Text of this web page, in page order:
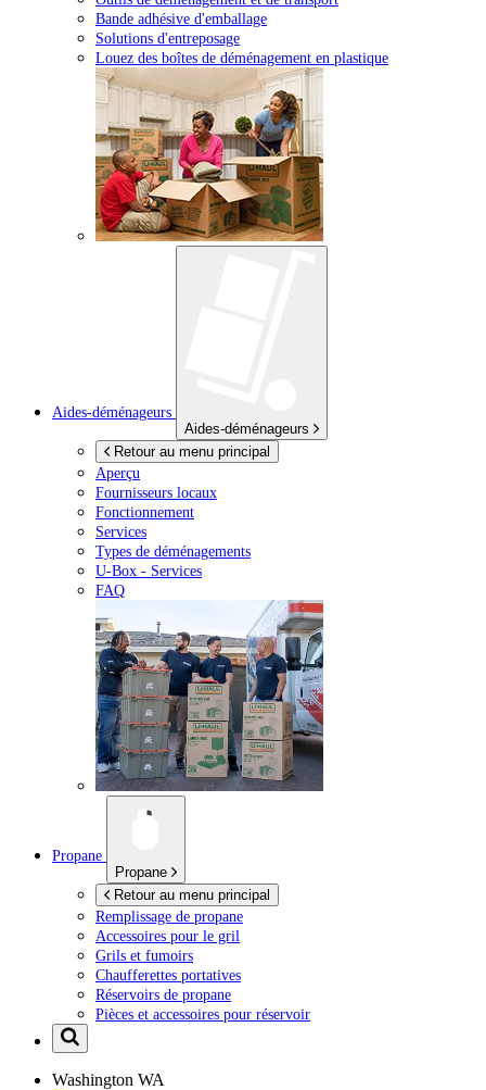
Bande adhésive d'emballage
Solutions d'entreposage
Louez des boîtes de déménagement en plastique
Aides-déménageurs
Aides-déménageurs
Retour au menu principal
Aperçu
Fournisseurs locaux
Fonctionnement
Services
Types de déménagements
U-Box - Services
FAQ
Propane
Propane
Retour au menu principal
Remplissage de propane
Accessoires pour le gril
Grils et fumoirs
Chaufferettes portatives
Réservoirs de propane
Pièces et accessoires pour réservoir
Washington WA